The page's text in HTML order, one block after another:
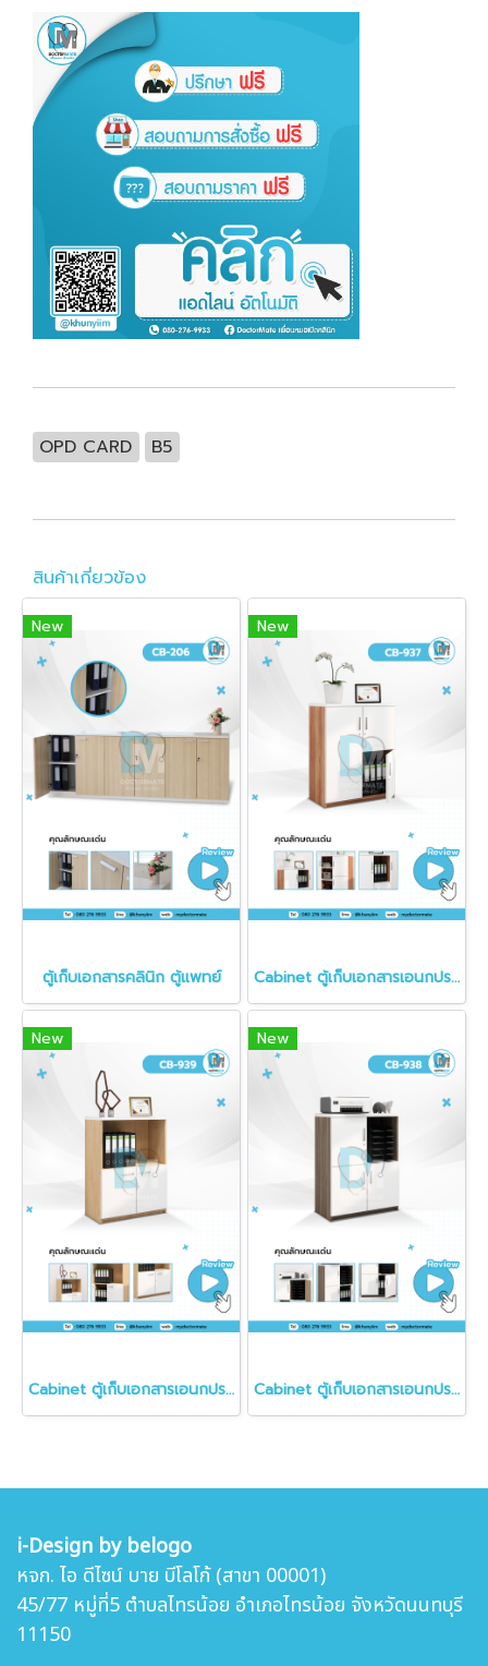
OPD CARD B5
สินค้าเกี่ยวข้อง
New
ตู้เก็บเอกสารคลินิก ตู้แพทย์
New
Cabinet ตู้เก็บเอกสารเอนกประสงค์
New
Cabinet ตู้เก็บเอกสารเอนกประสงค์
New
Cabinet ตู้เก็บเอกสารเอนกประสงค์
i-Design by belogo
หจก. ไอ ดีไซน์ บาย บีโลโก้ (สาขา 00001)
45/77 หมู่ที่5 ตำบลไทรน้อย อำเภอไทรน้อย จังหวัดนนทบุรี
11150